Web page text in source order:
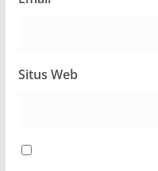
Situs Web